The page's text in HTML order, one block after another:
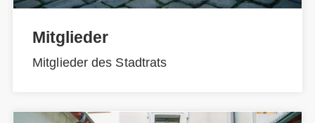
Mitglieder
Mitglieder des Stadtrats